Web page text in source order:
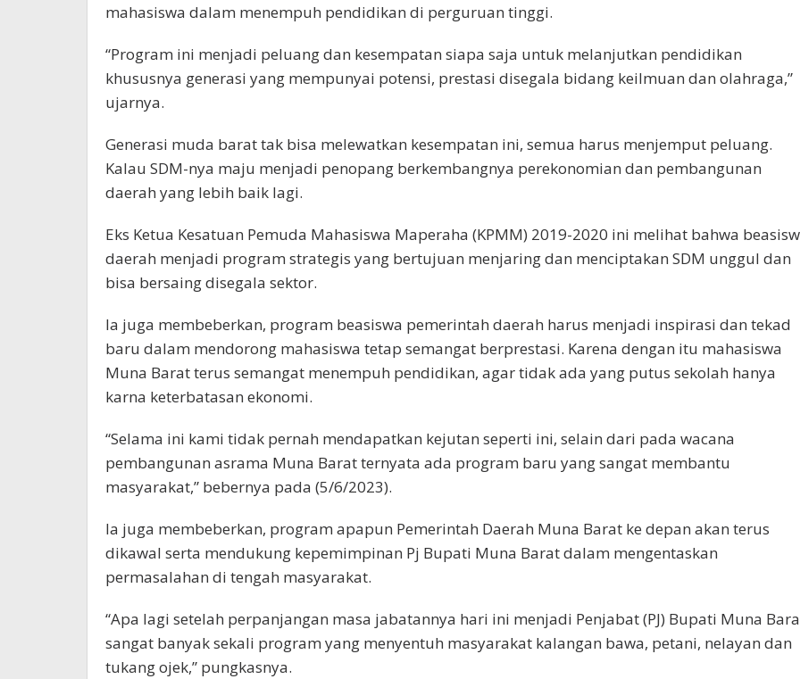
mahasiswa dalam menempuh pendidikan di perguruan tinggi.
“Program ini menjadi peluang dan kesempatan siapa saja untuk melanjutkan pendidikan
khususnya generasi yang mempunyai potensi, prestasi disegala bidang keilmuan dan olahraga,”
ujarnya.
Generasi muda barat tak bisa melewatkan kesempatan ini, semua harus menjemput peluang.
Kalau SDM-nya maju menjadi penopang berkembangnya perekonomian dan pembangunan
daerah yang lebih baik lagi.
Eks Ketua Kesatuan Pemuda Mahasiswa Maperaha (KPMM) 2019-2020 ini melihat bahwa
daerah menjadi program strategis yang bertujuan menjaring dan menciptakan SDM unggul dan
bisa bersaing disegala sektor.
Ia juga membeberkan, program beasiswa pemerintah daerah harus menjadi inspirasi dan tekad
baru dalam mendorong mahasiswa tetap semangat berprestasi. Karena dengan itu maha­siswa
Muna Barat terus semangat menempuh pendidikan, agar tidak ada yang putus sekolah hanya
karna keterbatasan ekonomi.
“Selama ini kami tidak pernah mendapatkan kejutan seperti ini, selain dari pada wacana
pembangunan asrama Muna Barat ternyata ada program baru yang sangat membantu
masyarakat,” bebernya pada (5/6/2023).
Ia juga membeberkan, program apapun Pemerintah Daerah Muna Barat ke depan akan terus
dikawal serta mendukung kepemimpinan Pj Bupati Muna Barat dalam mengentaskan
permasalahan di tengah masyarakat.
“Apa lagi setelah perpanjangan masa jabatannya hari ini menjadi Penjabat (PJ) Bupati Muna
sangat banyak sekali program yang menyentuh masyarakat kalangan bawa, petani, nelayan dan
tukang ojek,” pungkasnya.